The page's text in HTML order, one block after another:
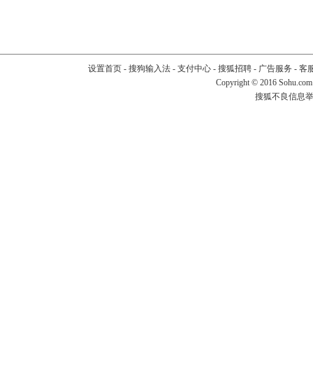
设置首页- 搜狗输入法- 支付中心- 搜狐招聘- 广告服务 - 客
Copyright © 2016
搜狐不良信息